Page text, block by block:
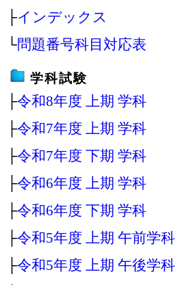
├インデックス
└問題番号科目対応表
学科試験
├令和8年度 上期 学科
├令和7年度 上期 学科
├令和7年度 下期 学科
├令和6年度 上期 学科
├令和6年度 下期 学科
├令和5年度 上期 午前学科
├令和5年度 上期 午後学科